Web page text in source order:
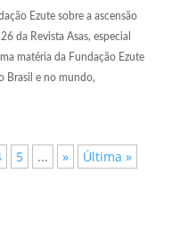
Ezute sobre a ascensão
da Revista Asas, especial
matéria da Fundação Ezute
Brasil e no mundo,
5 ... » Última »